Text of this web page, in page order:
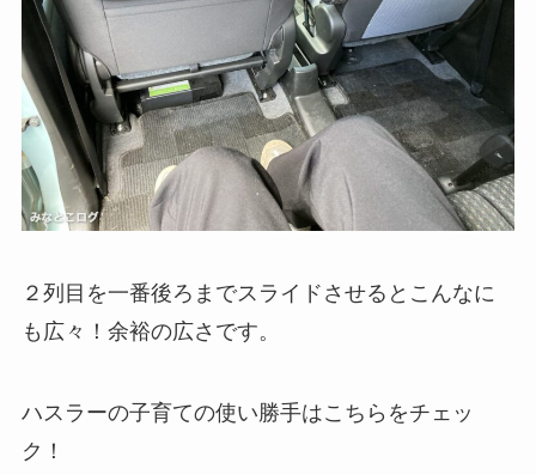
２列目を一番後ろまでスライドさせるとこんなに
も広々！余裕の広さです。
ハスラーの子育ての使い勝手はこちらをチェッ
ク！